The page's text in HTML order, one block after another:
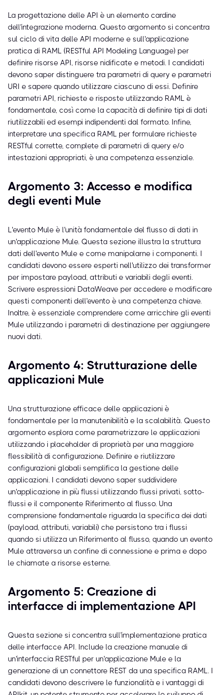
La progettazione delle API è un elemento cardine
dell'integrazione moderna. Questo argomento si concentra
sul ciclo di vita delle API moderne e sull'applicazione
pratica di RAML (RESTful API Modeling Language) per
definire risorse API, risorse nidificate e metodi. I candidati
devono saper distinguere tra parametri di query e parametri
URI e sapere quando utilizzare ciascuno di essi. Definire
parametri API, richieste e risposte utilizzando RAML è
fondamentale, così come la capacità di definire tipi di dati
riutilizzabili ed esempi indipendenti dal formato. Infine,
interpretare una specifica RAML per formulare richieste
RESTful corrette, complete di parametri di query e/o
intestazioni appropriati, è una competenza essenziale.
Argomento 3: Accesso e modifica
degli eventi Mule
L'evento Mule è l'unità fondamentale del flusso di dati in
un'applicazione Mule. Questa sezione illustra la struttura
dati dell'evento Mule e come manipolarne i componenti. I
candidati devono essere esperti nell'utilizzo dei transformer
per impostare payload, attributi e variabili degli eventi.
Scrivere espressioni DataWeave per accedere e modificare
questi componenti dell'evento è una competenza chiave.
Inoltre, è essenziale comprendere come arricchire gli eventi
Mule utilizzando i parametri di destinazione per aggiungere
nuovi dati.
Argomento 4: Strutturazione delle
applicazioni Mule
Una strutturazione efficace delle applicazioni è
fondamentale per la manutenibilità e la scalabilità. Questo
argomento esplora come parametrizzare le applicazioni
utilizzando i placeholder di proprietà per una maggiore
flessibilità di configurazione. Definire e riutilizzare
configurazioni globali semplifica la gestione delle
applicazioni. I candidati devono saper suddividere
un'applicazione in più flussi utilizzando flussi privati, sotto-
flussi e il componente Riferimento al flusso. Una
comprensione fondamentale riguarda la specifica dei dati
(payload, attributi, variabili) che persistono tra i flussi
quando si utilizza un Riferimento al flusso, quando un evento
Mule attraversa un confine di connessione e prima e dopo
le chiamate a risorse esterne.
Argomento 5: Creazione di
interfacce di implementazione API
Questa sezione si concentra sull'implementazione pratica
delle interfacce API. Include la creazione manuale di
un'interfaccia RESTful per un'applicazione Mule e la
generazione di un connettore REST da una specifica RAML. I
candidati devono descrivere le funzionalità e i vantaggi di